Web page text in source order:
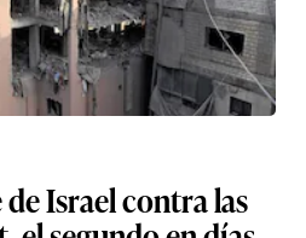
Israel contra las